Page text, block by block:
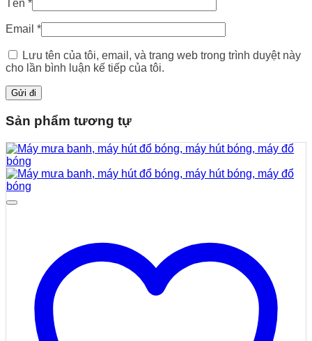
Tên *
Email *
Lưu tên của tôi, email, và trang web trong trình duyệt này
cho lần bình luận kế tiếp của tôi.
Sản phẩm tương tự